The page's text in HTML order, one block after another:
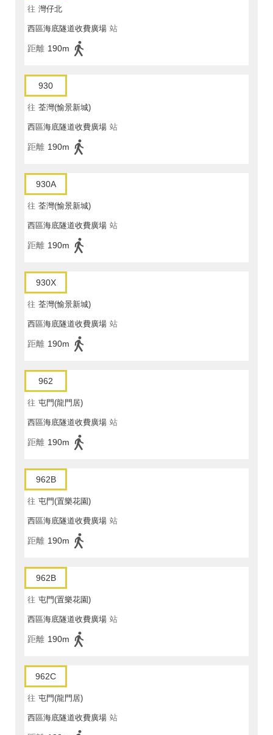
往 灣仔北
西區海底隧道收費廣場 站
距離 190m
930
往 荃灣(愉景新城)
西區海底隧道收費廣場 站
距離 190m
930A
往 荃灣(愉景新城)
西區海底隧道收費廣場 站
距離 190m
930X
往 荃灣(愉景新城)
西區海底隧道收費廣場 站
距離 190m
962
往 屯門(龍門居)
西區海底隧道收費廣場 站
距離 190m
962B
往 屯門(置樂花園)
西區海底隧道收費廣場 站
距離 190m
962B
往 屯門(置樂花園)
西區海底隧道收費廣場 站
距離 190m
962C
往 屯門(龍門居)
西區海底隧道收費廣場 站